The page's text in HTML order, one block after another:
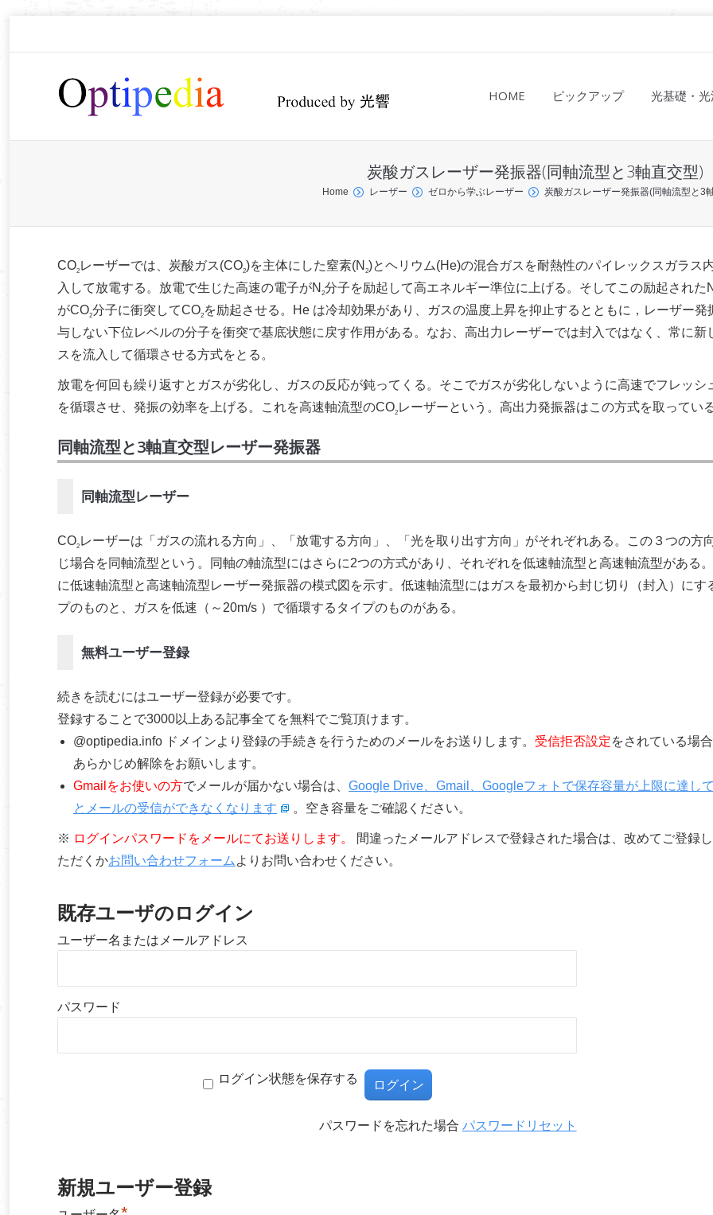
HOME ピックアップ 光基礎・
炭酸ガスレーザー発振器(同軸流型と3軸直交型)
Home レーザー ゼロから学ぶレーザー 炭酸ガスレーザー発振器(同軸流型と3
CO2 レーザーでは、炭酸ガス(CO2)を主体にした窒素(N 2)とヘリウム(He)の混合ガスを耐熱性のパイレックスガラス
入して放電する。放電で生じた高速の電子がN 2分子を励起して高エネルギー準位に上げる。そしてこの励起された
がCO2分子に衝突してCO2 を励起させる。He は冷却効果があり、ガスの温度上昇を抑止するとともに，レーザー発
与しない下位レベルの分子を衝突で基底状態に戻す作用がある。なお、高出力レーザーでは封入ではなく、常に新
スを流入して循環させる方式をとる。
放電を何回も繰り返すとガスが劣化し、ガスの反応が鈍ってくる。そこでガスが劣化しないように高速でフレッシ
を循環させ、発振の効率を上げる。これを高速軸流型のCO2 レーザーという。高出力発振器はこの方式を取ってい
同軸流型と3軸直交型レーザー発振器
同軸流型レーザー
CO2 レーザーは「ガスの流れる方向」、「放電する方向」、「光を取り出す方向」がそれぞれある。この３つの方
じ場合を同軸流型という。同軸の軸流型にはさらに2つの方式があり、それぞれを低速軸流型と高速軸流型がある
に低速軸流型と高速軸流型レーザー発振器の模式図を示す。低速軸流型にはガスを最初から封じ切り（封入）にす
プのものと、ガスを低速（～20m/s ）で循環するタイプのものがある。
無料ユーザー登録
続きを読むにはユーザー登録が必要です。
登録することで3000以上ある記事全てを無料でご覧頂けます。
@optipedia.info ドメインより登録の手続きを行うためのメールをお送りします。 受信拒否設定をされている場
あらかじめ解除をお願いします。
Gmailをお使いの方でメールが届かない場合は、 Google Drive、Gmail、Googleフォトで保存容量が上限に達し
とメールの受信ができなくなります
。空き容量をご確認ください。
※ ログインパスワードをメールにてお送りします。
間違ったメールアドレスで登録された場合は、改めてご登録
ただくかお問い合わせフォーム よりお問い合わせください。
既存ユーザのログイン
ユーザー名またはメールアドレス
パスワード
ログイン状態を保存する
パスワードを忘れた場合 パスワードリセット
新規ユーザー登録